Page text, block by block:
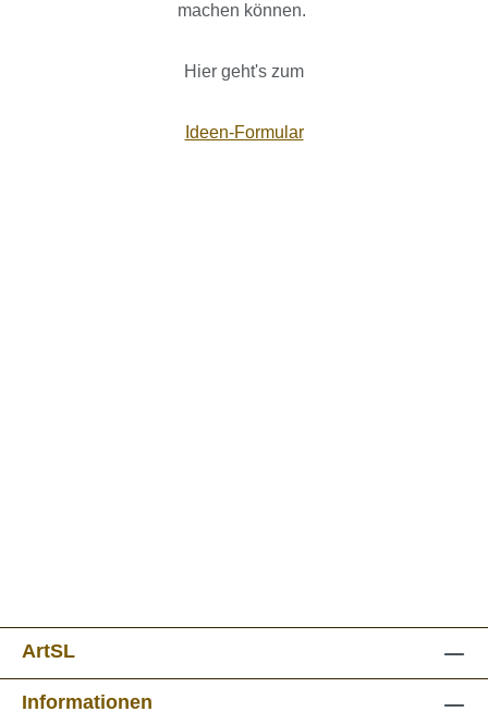
machen können.
Hier geht's zum
Ideen-Formular
ArtSL
Informationen